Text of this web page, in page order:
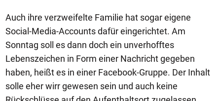
Auch ihre verzweifelte Familie hat sogar eigene
Social-Media-Accounts dafür eingerichtet. Am
Sonntag soll es dann doch ein unverhofftes
Lebenszeichen in Form einer Nachricht gegeben
haben, heißt es in einer Facebook-Gruppe. Der Inhalt
solle eher wirr gewesen sein und auch keine